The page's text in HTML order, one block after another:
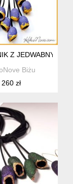
Z JEDWABNYCH
Biżu
260 zł